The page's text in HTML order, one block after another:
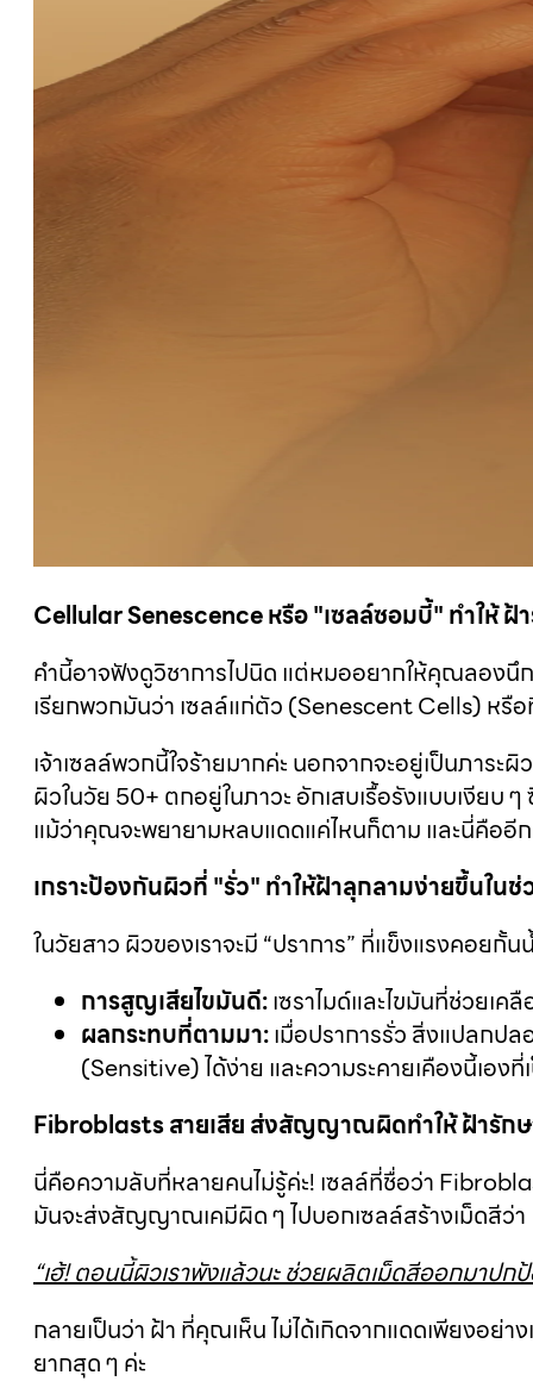
Cellular Senescence หรือ "เซลล์ซอมบี้" ทำให้ ฝ้
คำนี้อาจฟังดูวิชาการไปนิด แต่หมออยากให้คุณลองนึ
เรียกพวกมันว่า เซลล์แก่ตัว (Senescent Cells) หรือ
เจ้าเซลล์พวกนี้ใจร้ายมากค่ะ นอกจากจะอยู่เป็นภาร
ผิวในวัย 50+ ตกอยู่ในภาวะ อักเสบเรื้อรังแบบเงียบ
แม้ว่าคุณจะพยายามหลบแดดแค่ไหนก็ตาม และนี่คืออี
เกราะป้องกันผิวที่ "รั่ว" ทำให้ฝ้าลุกลามง่ายขึ้นในช่
ในวัยสาว ผิวของเราจะมี “ปราการ” ที่แข็งแรงคอยกั้น
การสูญเสียไขมันดี:เซราไมด์และไขมันที่ช่วยเ
ผลกระทบที่ตามมา:เมื่อปราการรั่ว สิ่งแปลกปล
(Sensitive) ได้ง่าย และความระคายเคืองนี้เอง
Fibroblasts สายเสีย ส่งสัญญาณผิดทำให้ ฝ้ารักษ
นี่คือความลับที่หลายคนไม่รู้ค่ะ! เซลล์ที่ชื่อว่า
มันจะส่งสัญญาณเคมีผิด ๆ ไปบอกเซลล์สร้างเม็ดสีว่า
“เฮ้! ตอนนี้ผิวเราพังแล้วนะ ช่วยผลิตเม็ดสีออกมาปก
กลายเป็นว่า ฝ้า ที่คุณเห็น ไม่ได้เกิดจากแดดเพียงอย่
ยากสุด ๆ ค่ะ